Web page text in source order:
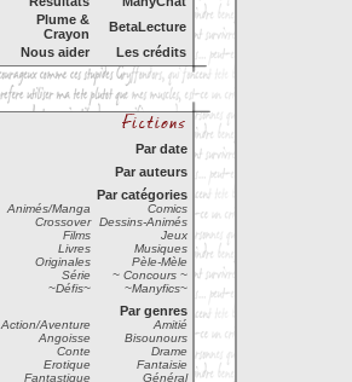
Plume &
Crayon
BetaLecture
Nous aider
Les crédits
Par date
Par auteurs
Par catégories
Animés/Manga
Comics
Crossover
Dessins-Animés
Films
Jeux
Livres
Musiques
Originales
Pèle-Mèle
Série
~ Concours ~
~Défis~
~Manyfics~
Par genres
Action/Aventure
Amitié
Angoisse
Bisounours
Conte
Drame
Erotique
Fantaisie
Fantastique
Général